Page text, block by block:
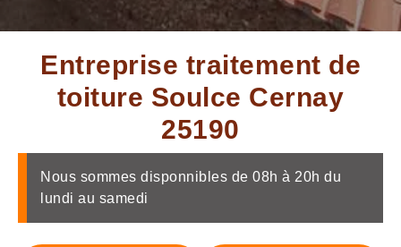
Entreprise traitement de
toiture Soulce Cernay
25190
Nous sommes disponnibles de 08h à 20h du
lundi au samedi